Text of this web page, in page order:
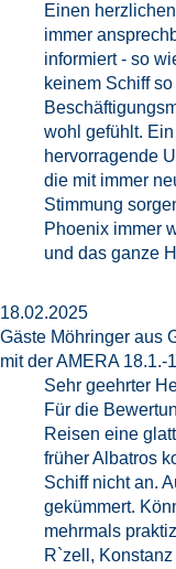
Einen
immer
informiert - so
keinem Schiff
wohl gefühlt.
hervorragende
die mit immer
Stimmung
Phoenix immer
und das ganze
18.02.2025
Gäste Möhringer aus
mit der AMERA 18.1.-
Sehr geehrter
Für die
Reisen eine
früher Albatros
Schiff nicht an.
gekümmert.
mehrmals
R`zell,